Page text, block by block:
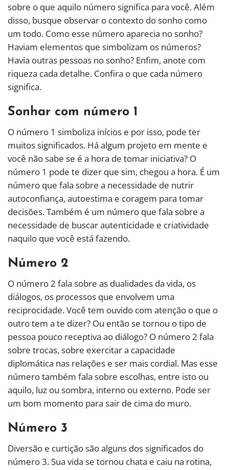
sobre o que aquilo número significa para você. Além
disso, busque observar o contexto do sonho como
um todo. Como esse número aparecia no sonho?
Haviam elementos que simbolizam os números?
Havia outras pessoas no sonho? Enfim, anote com
riqueza cada detalhe. Confira o que cada número
significa.
Sonhar com número 1
O número 1 simboliza inícios e por isso, pode ter
muitos significados. Há algum projeto em mente e
você não sabe se é a hora de tomar iniciativa? O
número 1 pode te dizer que sim, chegou a hora. É um
número que fala sobre a necessidade de nutrir
autoconfiança, autoestima e coragem para tomar
decisões. Também é um número que fala sobre a
necessidade de buscar autenticidade e criatividade
naquilo que você está fazendo.
Número 2
O número 2 fala sobre as dualidades da vida, os
diálogos, os processos que envolvem uma
reciprocidade. Você tem ouvido com atenção o que o
outro tem a te dizer? Ou então se tornou o tipo de
pessoa pouco receptiva ao diálogo? O número 2 fala
sobre trocas, sobre exercitar a capacidade
diplomática nas relações e ser mais cordial. Mas esse
número também fala sobre escolhas, entre isto ou
aquilo, luz ou sombra, interno ou externo. Pode ser
um bom momento para sair de cima do muro.
Número 3
Diversão e curtição são alguns dos significados do
número 3. Sua vida se tornou chata e caiu na rotina,